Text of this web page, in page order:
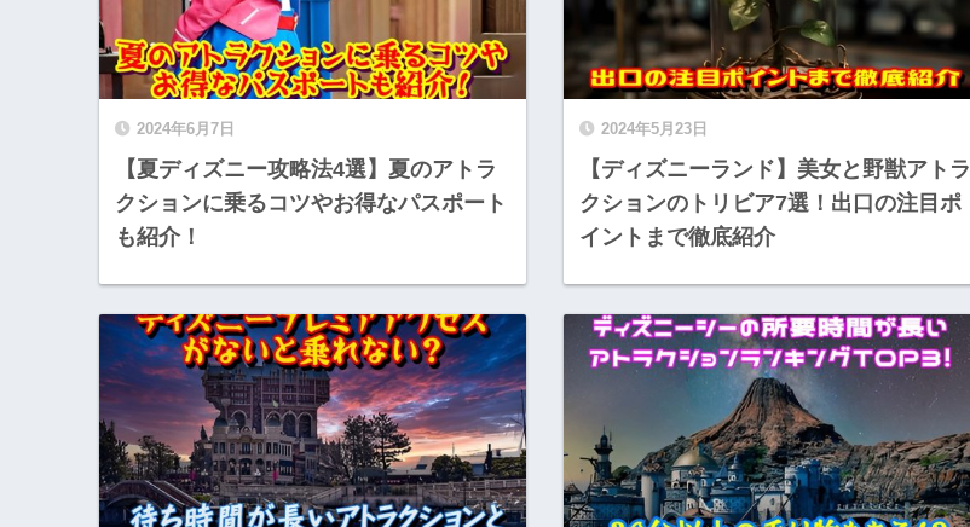
2024年6月7日
【夏ディズニー攻略法4選】夏のアトラ
クションに乗るコツやお得なパスポート
も紹介！
2024年5月23日
【ディズニーランド】美女と野獣アトラ
クションのトリビア7選！出口の注目ポ
イントまで徹底紹介